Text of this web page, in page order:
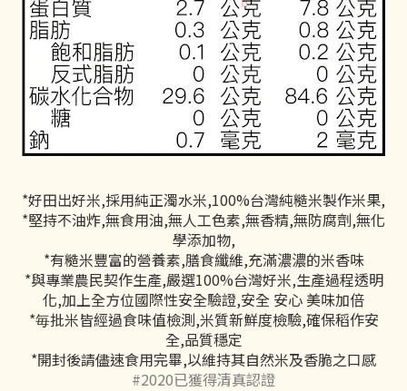
*好田出好米,採用純正濁水米,100%台灣純糙米製作米果,
*堅持不油炸,無食用油,無人工色素,無香精,無防腐劑,無化
學添加物,
*有糙米豐富的營養素,膳食纖維,充滿濃濃的米香味
*與專業農民契作生產,嚴選100%台灣好米,生產過程透明
化,加上全方位國際性安全驗證,安全 安心 美味加倍
*毎批米皆經過食味值檢測,米質新鮮度檢驗,確保稻作安
全,品質穩定
*開封後請儘速食用完畢,以維持其自然米及香脆之口感
#2020已獲得清真認證